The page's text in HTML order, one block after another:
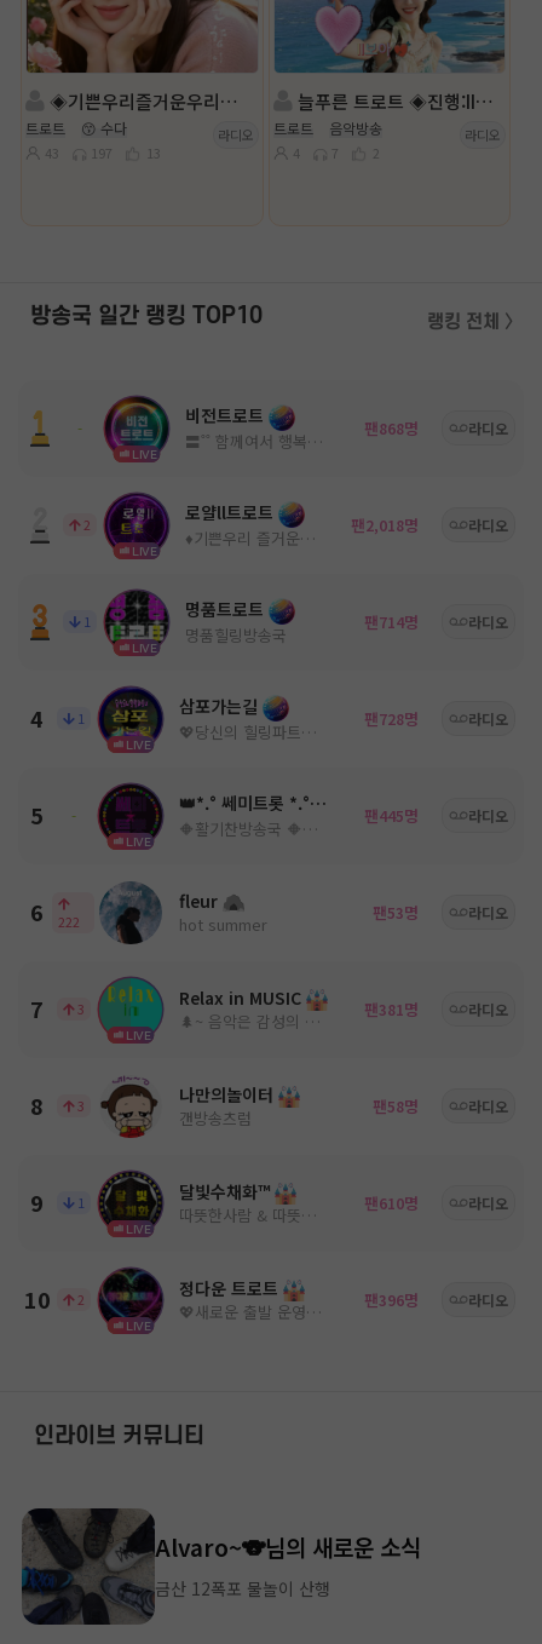
◈기쁜우리즐거운우리로얄트로트◈💚💕ll성춘향💕◈담:ll가람슬기◈
트로트 😙 수다
43 197 13
라디오
늘푸른 트로트 ◈진행:II보⭕ㅏ❤️◈담:🍀영채🍀
트로트 음악방송
4 7 2
라디오
방송국 일간 랭킹 TOP10 랭킹 전체 〉
-
LIVE
비전트로트
〓˚˚ 함께여서 행복한 고품격 방송국 ˚˚〓
팬868명 라디오
2
LIVE
로얄ll트로트
♦️기쁜우리 즐거운우리♦️
팬2,018명 라디오
1
LIVE
명품트로트
명품힐링방송국
팬714명 라디오
4 1
LIVE
삼포가는길
💖당신의 힐링파트너💖ノ。담: ◈
팬728명 라디오
5 -
LIVE
👑*.° 쎄미트롯 *.°👑
🔶활기찬방송국 🔶쎄미트롯🔶
팬445명 라디오
6 222
fleur
hot summer
팬53명 라디오
7 3
LIVE
Relax in MUSIC
🌲~ 음악은 감성의 움직임을 유도한다! ~🌳
팬381명 라디오
8 3 나만의놀이터
갠방송츠럼
팬58명 라디오
9 1
LIVE
달빛수채화™
따뜻한사람 & 따뜻한음악
팬610명 라디오
10 2
LIVE
정다운 트로트
💖새로운 출발 운영진모심💖
팬396명 라디오
인라이브 커뮤니티
Alvaro~🐨님의 새로운 소식
금산 12폭포 물놀이 산행